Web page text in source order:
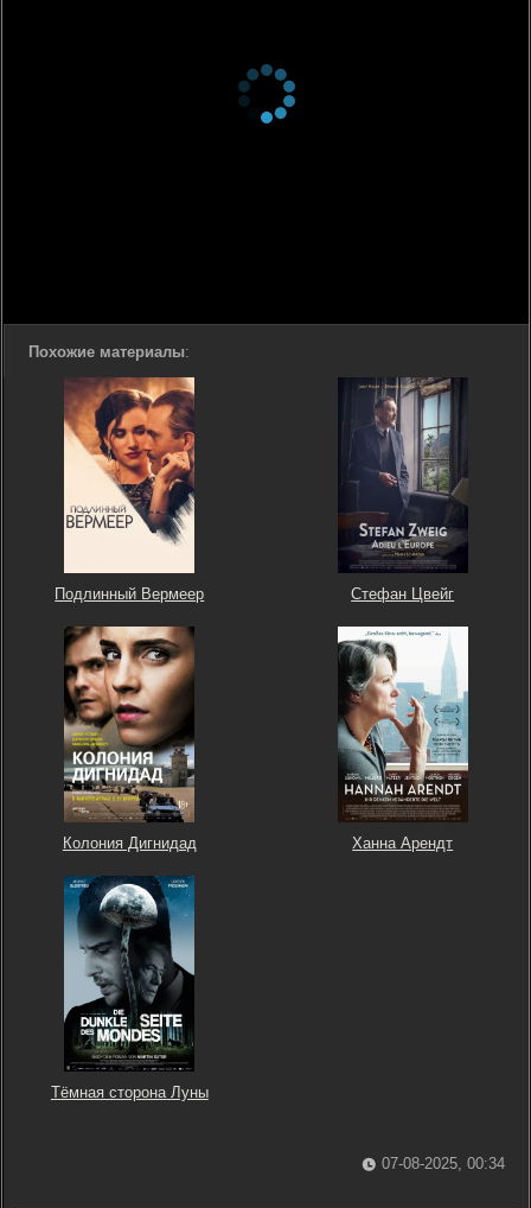
Похожие материалы:
Подлинный Вермеер Стефан Цвейг
Колония Дигнидад Ханна Арендт
Тёмная сторона Луны
07-08-2025, 00:34